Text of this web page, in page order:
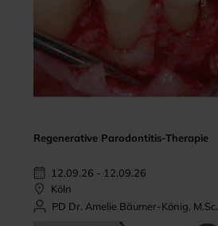
Regenerative Parodontitis-Therapie
12.09.26 - 12.09.26
Köln
PD Dr. Amelie Bäumer-König, M.Sc.